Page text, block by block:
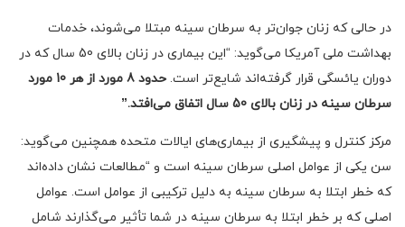
در حالی که زنان جوان‌تر به سرطان سینه مبتلا می‌شوند، خدمات
بهداشت ملی آمریکا می‌گوید: “این بیماری در زنان بالای 50 سال که در
دوران یائسگی قرار گرفته‌اند شایع‌تر است.
حدود 8 مورد از هر 10 مورد
سرطان سینه در زنان بالای 50 سال اتفاق می‌افتد.”
مرکز کنترل و پیشگیری از بیماری‌های ایالات متحده همچنین می‌گوید:
سن یکی از عوامل اصلی سرطان سینه است و “مطالعات نشان داده‌اند
که خطر ابتلا به سرطان سینه به دلیل ترکیبی از عوامل است. عوامل
اصلی که بر خطر ابتلا به سرطان سینه در شما تأثیر می‌گذارند شامل